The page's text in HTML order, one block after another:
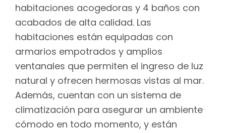
habitaciones acogedoras y 4 baños con
acabados de alta calidad. Las
habitaciones están equipadas con
armarios empotrados y amplios
ventanales que permiten el ingreso de luz
natural y ofrecen hermosas vistas al mar.
Además, cuentan con un sistema de
climatización para asegurar un ambiente
cómodo en todo momento, y están